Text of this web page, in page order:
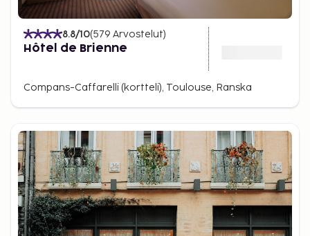
8.8/10(579 Arvostelut)
Hôtel de Brienne
Compans-Caffarelli (kortteli), Toulouse, Ranska